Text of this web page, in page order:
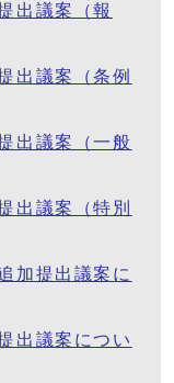
出議案（報
出議案（条例
出議案（一般
出議案（特別
加提出議案に
出議案につい